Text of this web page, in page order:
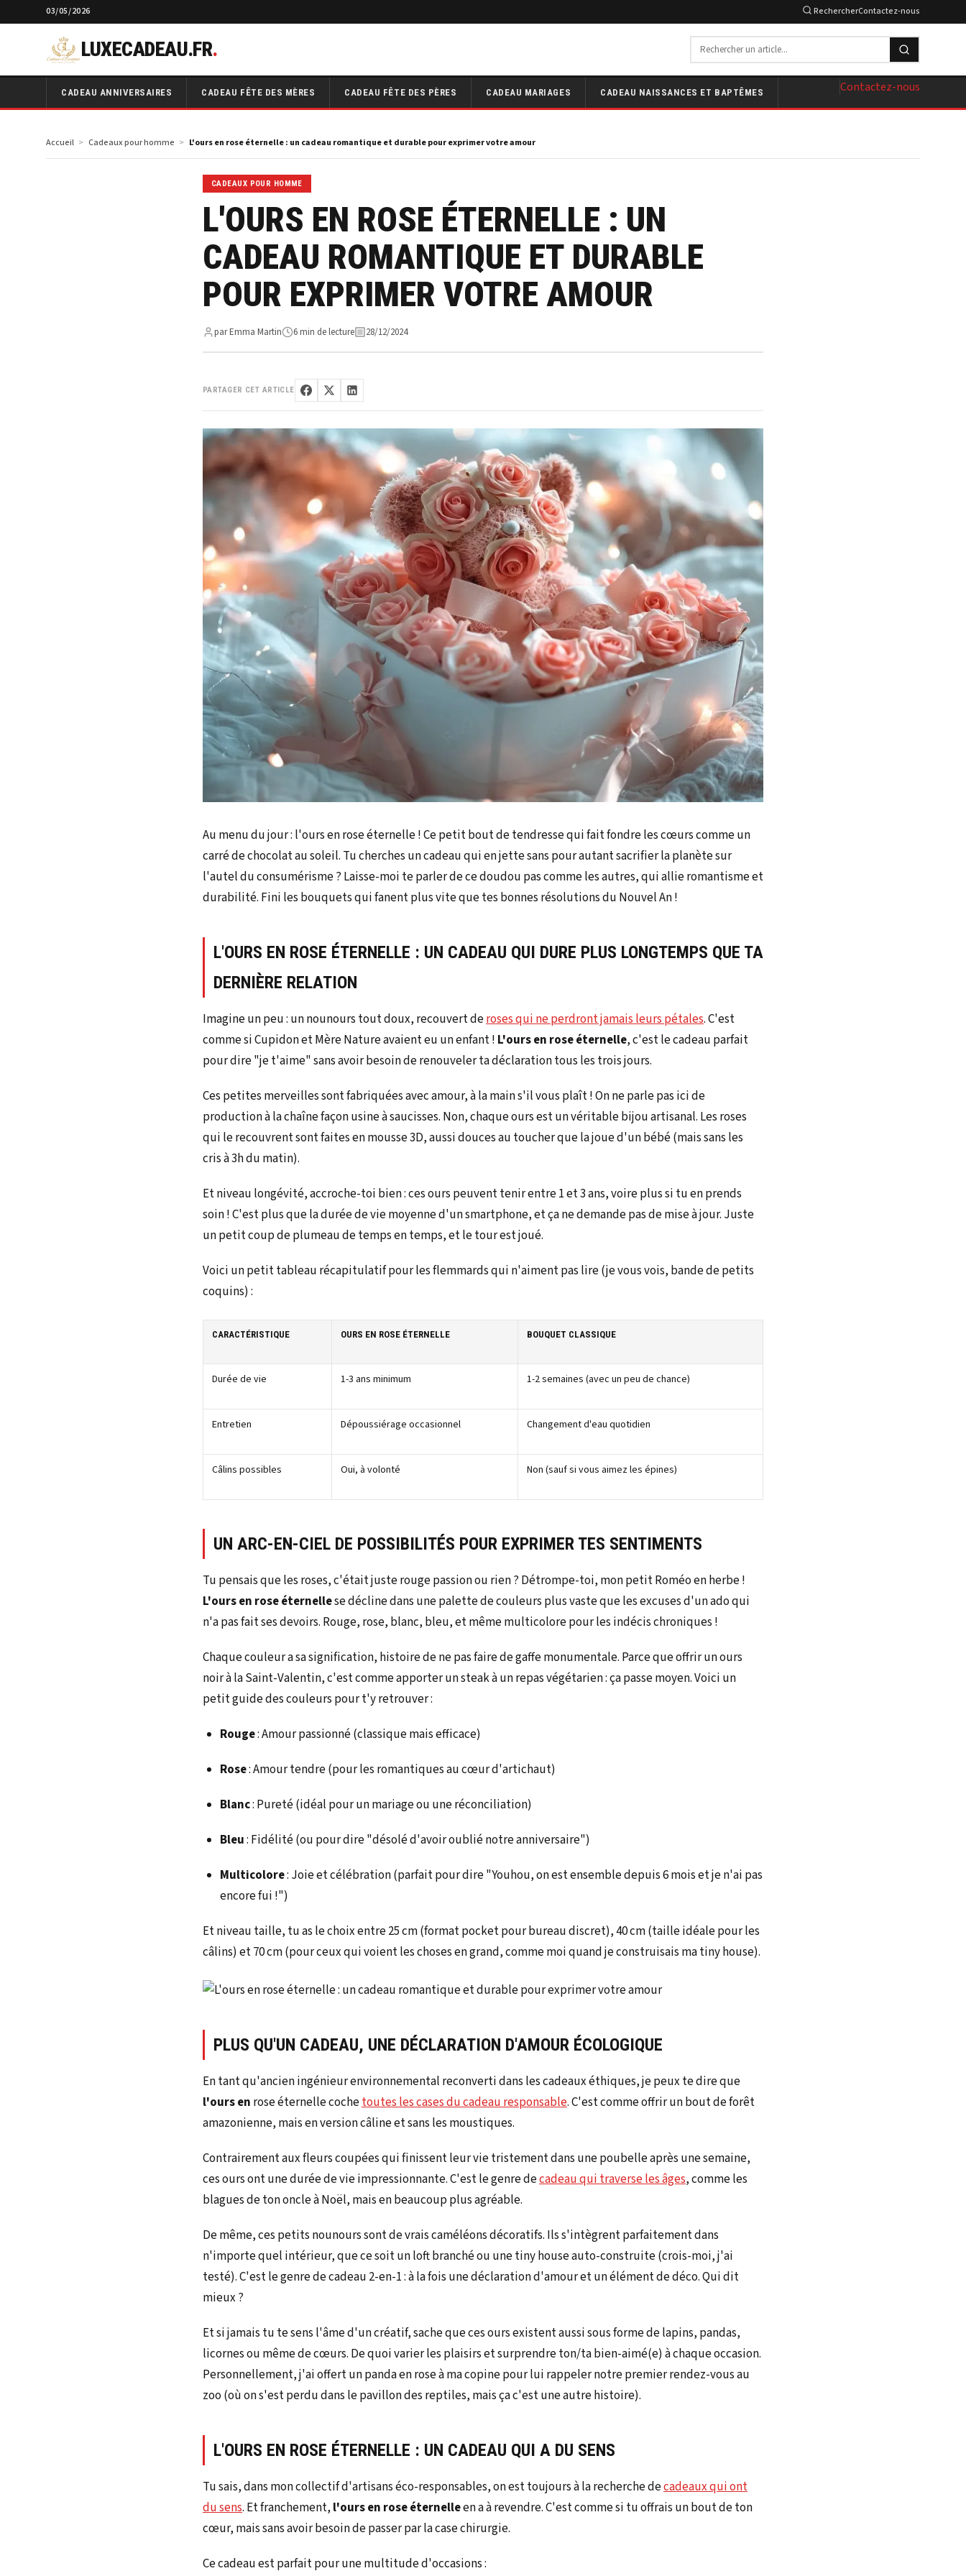
03/05/2026 RechercherContactez-nous
LUXECADEAU.FR.
CADEAU ANNIVERSAIRES CADEAU FÊTE DES MÈRES CADEAU FÊTE DES PÈRES CADEAU MARIAGES CADEAU NAISSANCES ET BAPTÊMES Contactez-nous
Accueil Cadeaux pour homme L'ours en rose éternelle : un cadeau romantique et durable pour exprimer votre amour
CADEAUX POUR HOMME
L'OURS EN ROSE ÉTERNELLE : UN
CADEAU ROMANTIQUE ET DURABLE
POUR EXPRIMER VOTRE AMOUR
par Emma Martin 6 min de lecture 28/12/2024
PARTAGER CET ARTICLE
Au menu du jour : l'ours en rose éternelle ! Ce petit bout de tendresse qui fait fondre les cœurs comme un
carré de chocolat au soleil. Tu cherches un cadeau qui en jette sans pour autant sacrifier la planète sur
l'autel du consumérisme ? Laisse-moi te parler de ce doudou pas comme les autres, qui allie romantisme et
durabilité. Fini les bouquets qui fanent plus vite que tes bonnes résolutions du Nouvel An !
L'OURS EN ROSE ÉTERNELLE : UN CADEAU QUI DURE PLUS LONGTEMPS QUE TA
DERNIÈRE RELATION
Imagine un peu : un nounours tout doux, recouvert deroses qui ne perdront jamais leurs pétales. C'est
comme si Cupidon et Mère Nature avaient eu un enfant ! L'ours en rose éternelle, c'est le cadeau parfait
pour dire "je t'aime" sans avoir besoin de renouveler ta déclaration tous les trois jours.
Ces petites merveilles sont fabriquées avec amour, à la main s'il vous plaît ! On ne parle pas ici de
production à la chaîne façon usine à saucisses. Non, chaque ours est un véritable bijou artisanal. Les roses
qui le recouvrent sont faites en mousse 3D, aussi douces au toucher que la joue d'un bébé (mais sans les
cris à 3h du matin).
Et niveau longévité, accroche-toi bien : ces ours peuvent tenir entre 1 et 3 ans, voire plus si tu en prends
soin ! C'est plus que la durée de vie moyenne d'un smartphone, et ça ne demande pas de mise à jour. Juste
un petit coup de plumeau de temps en temps, et le tour est joué.
Voici un petit tableau récapitulatif pour les flemmards qui n'aiment pas lire (je vous vois, bande de petits
coquins) :
CARACTÉRISTIQUE OURS EN ROSE ÉTERNELLE BOUQUET CLASSIQUE
Durée de vie 1-3 ans minimum 1-2 semaines (avec un peu de chance)
Entretien Dépoussiérage occasionnel Changement d'eau quotidien
Câlins possibles Oui, à volonté Non (sauf si vous aimez les épines)
UN ARC-EN-CIEL DE POSSIBILITÉS POUR EXPRIMER TES SENTIMENTS
Tu pensais que les roses, c'était juste rouge passion ou rien ? Détrompe-toi, mon petit Roméo en herbe !
L'ours en rose éternellese décline dans une palette de couleurs plus vaste que les excuses d'un ado qui
n'a pas fait ses devoirs. Rouge, rose, blanc, bleu, et même multicolore pour les indécis chroniques !
Chaque couleur a sa signification, histoire de ne pas faire de gaffe monumentale. Parce que offrir un ours
noir à la Saint-Valentin, c'est comme apporter un steak à un repas végétarien : ça passe moyen. Voici un
petit guide des couleurs pour t'y retrouver :
Rouge: Amour passionné (classique mais efficace)
Rose: Amour tendre (pour les romantiques au cœur d'artichaut)
Blanc: Pureté (idéal pour un mariage ou une réconciliation)
Bleu: Fidélité (ou pour dire "désolé d'avoir oublié notre anniversaire")
Multicolore: Joie et célébration (parfait pour dire "Youhou, on est ensemble depuis 6 mois et je n'ai pas
encore fui !")
Et niveau taille, tu as le choix entre 25 cm (format pocket pour bureau discret), 40 cm (taille idéale pour les
câlins) et 70 cm (pour ceux qui voient les choses en grand, comme moi quand je construisais ma tiny house).
PLUS QU'UN CADEAU, UNE DÉCLARATION D'AMOUR ÉCOLOGIQUE
En tant qu'ancien ingénieur environnemental reconverti dans les cadeaux éthiques, je peux te dire que
l'ours en rose éternelle cochetoutes les cases du cadeau responsable. C'est comme offrir un bout de forêt
amazonienne, mais en version câline et sans les moustiques.
Contrairement aux fleurs coupées qui finissent leur vie tristement dans une poubelle après une semaine,
ces ours ont une durée de vie impressionnante. C'est le genre decadeau qui traverse les âges, comme les
blagues de ton oncle à Noël, mais en beaucoup plus agréable.
De même, ces petits nounours sont de vrais caméléons décoratifs. Ils s'intègrent parfaitement dans
n'importe quel intérieur, que ce soit un loft branché ou une tiny house auto-construite (crois-moi, j'ai
testé). C'est le genre de cadeau 2-en-1 : à la fois une déclaration d'amour et un élément de déco. Qui dit
mieux ?
Et si jamais tu te sens l'âme d'un créatif, sache que ces ours existent aussi sous forme de lapins, pandas,
licornes ou même de cœurs. De quoi varier les plaisirs et surprendre ton/ta bien-aimé(e) à chaque occasion.
Personnellement, j'ai offert un panda en rose à ma copine pour lui rappeler notre premier rendez-vous au
zoo (où on s'est perdu dans le pavillon des reptiles, mais ça c'est une autre histoire).
L'OURS EN ROSE ÉTERNELLE : UN CADEAU QUI A DU SENS
Tu sais, dans mon collectif d'artisans éco-responsables, on est toujours à la recherche decadeaux qui ont
du sens. Et franchement, l'ours en rose éternelleen a à revendre. C'est comme si tu offrais un bout de ton
cœur, mais sans avoir besoin de passer par la case chirurgie.
Ce cadeau est parfait pour une multitude d'occasions :